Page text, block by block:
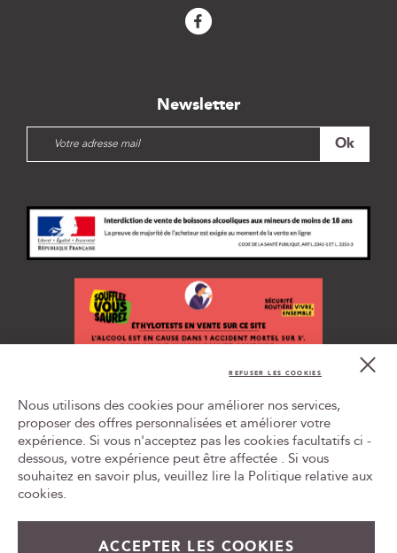
Newsletter
I
r
t
n
r
e
n
e
w
s
e
Ok
CONSOMMER AVEC MODÉRATION
Nous utilisons des cookies pour améliorer nos services,
proposer des offres personnalisées et améliorer votre
expérience. Si vous n'acceptez pas les cookies facultatifs ci -
dessous, votre expérience peut être affectée . Si vous
souhaitez en savoir plus, veuillez lire la Politique relative aux
cookies.
ACCEPTER LES COOKIES
REFUSER LES COOKIES